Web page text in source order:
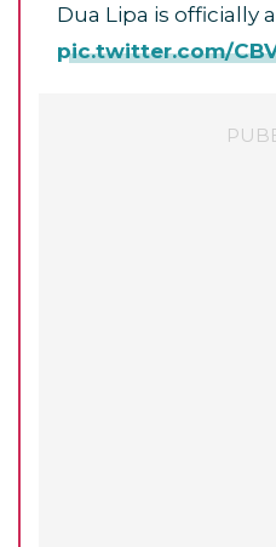
Dua Lipa is officially a
pic.twitter.com/